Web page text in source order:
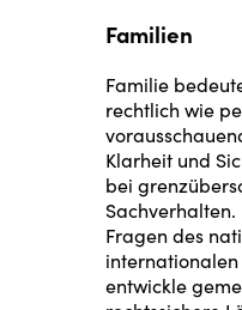
Familien
Familie
rechtlich wie
Klarheit und
bei
Fragen des
entwickle